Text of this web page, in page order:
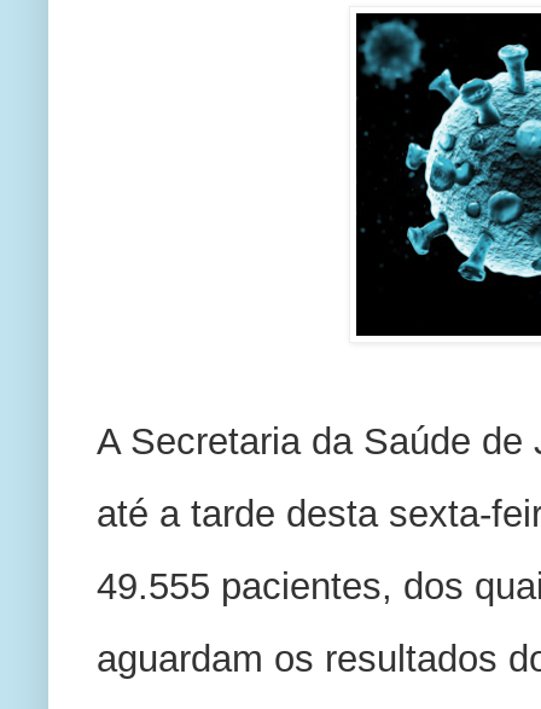
A Secretaria da Saúde
até a tarde desta sexta-
49.555 pacientes, dos
aguardam os resultados